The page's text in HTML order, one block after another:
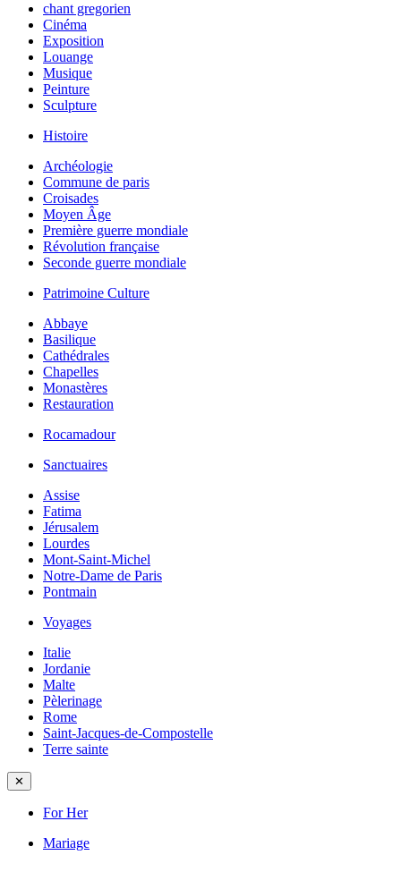
chant gregorien
Cinéma
Exposition
Louange
Musique
Peinture
Sculpture
Histoire
Archéologie
Commune de paris
Croisades
Moyen Âge
Première guerre mondiale
Révolution française
Seconde guerre mondiale
Patrimoine Culture
Abbaye
Basilique
Cathédrales
Chapelles
Monastères
Restauration
Rocamadour
Sanctuaires
Assise
Fatima
Jérusalem
Lourdes
Mont-Saint-Michel
Notre-Dame de Paris
Pontmain
Voyages
Italie
Jordanie
Malte
Pèlerinage
Rome
Saint-Jacques-de-Compostelle
Terre sainte
✕
For Her
Mariage